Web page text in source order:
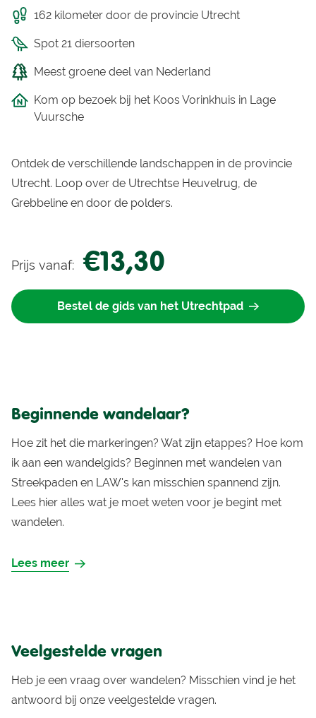
162 kilometer door de provincie Utrecht
Spot 21 diersoorten
Meest groene deel van Nederland
Kom op bezoek bij het Koos Vorinkhuis in Lage
Vuursche
Ontdek de verschillende landschappen in de provincie
Utrecht. Loop over de Utrechtse Heuvelrug, de
Grebbeline en door de polders.
Prijs vanaf: €13,30
Bestel de gids van het Utrechtpad
Beginnende wandelaar?
Hoe zit het die markeringen? Wat zijn etappes? Hoe kom
ik aan een wandelgids? Beginnen met wandelen van
Streekpaden en LAW's kan misschien spannend zijn.
Lees hier alles wat je moet weten voor je begint met
wandelen.
Lees meer
Veelgestelde vragen
Heb je een vraag over wandelen? Misschien vind je het
antwoord bij onze veelgestelde vragen.